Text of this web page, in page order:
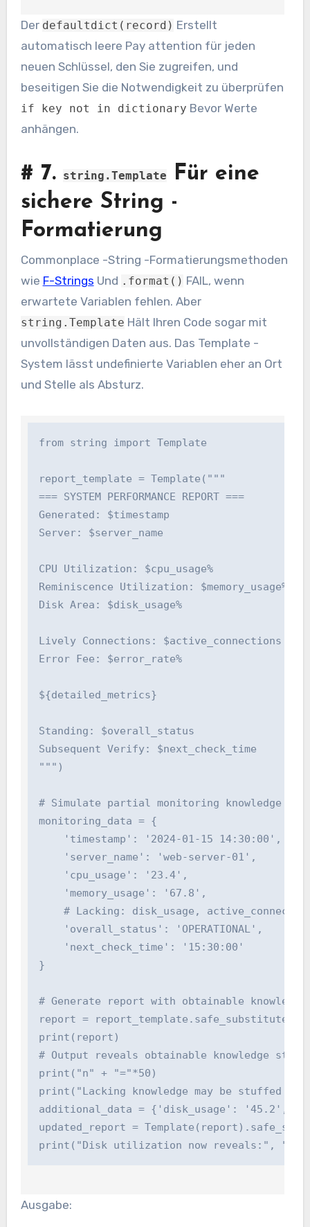
Der defaultdict(record) Erstellt
automatisch leere Pay attention für jeden
neuen Schlüssel, den Sie zugreifen, und
beseitigen Sie die Notwendigkeit zu überprüfen
if key not in dictionary Bevor Werte
anhängen.
# 7. string.Template
Für eine
sichere String -
Formatierung
Commonplace -String -Formatierungsmethoden
wie F-Strings Und .format() FAIL, wenn
erwartete Variablen fehlen. Aber
string.Template Hält Ihren Code sogar mit
unvollständigen Daten aus. Das Template -
System lässt undefinierte Variablen eher an Ort
und Stelle als Absturz.
from string import Template
report_template = Template("""
=== SYSTEM PERFORMANCE REPORT ===
Generated: $timestamp
Server: $server_name
CPU Utilization: $cpu_usage%
Reminiscence Utilization: $memory_usage%
Disk Area: $disk_usage%
Lively Connections: $active_connections
Error Fee: $error_rate%
${detailed_metrics}
Standing: $overall_status
Subsequent Verify: $next_check_time
""")
# Simulate partial monitoring knowledge
monitoring_data = {
    'timestamp': '2024-01-15 14:30:00',
    'server_name': 'web-server-01',
    'cpu_usage': '23.4',
    'memory_usage': '67.8',
# Lacking: disk_usage,
    'overall_status': 'OPERATIONAL',
    'next_check_time': '15:30:00'
}
# Generate report with obtainable
report =
print(report)
# Output reveals obtainable knowledge
print("n" + "="*50)
print("Lacking knowledge may be stuffed
additional_data = {'disk_usage': '45.2',
updated_report =
print("Disk utilization now reveals:",
Ausgabe: